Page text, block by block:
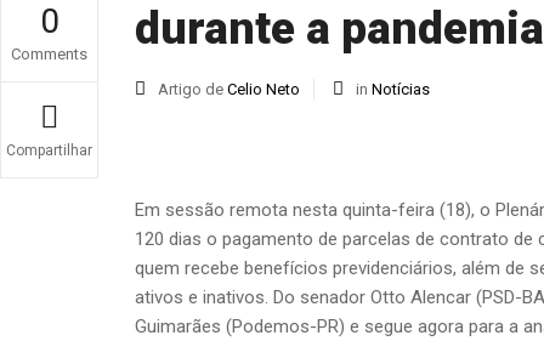
0
Comments
Compartilhar
durante a pandemia
Artigo de Celio Neto in Notícias
Em sessão remota nesta quinta-feira (18), o
120 dias o pagamento de parcelas de contrato
quem recebe benefícios previdenciários, além de
ativos e inativos. Do senador Otto Alencar (PSD-
Guimarães (Podemos-PR) e segue agora para a